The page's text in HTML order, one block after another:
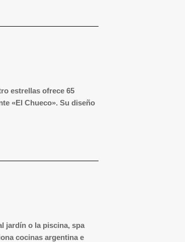
estrellas ofrece 65
«El Chueco». Su diseño
jardín o la piscina, spa
cocinas argentina e